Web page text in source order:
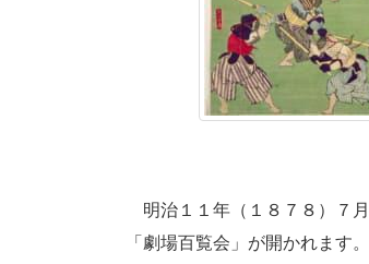
明治１１年（１８７８）７
「劇場百覧会」が開かれます